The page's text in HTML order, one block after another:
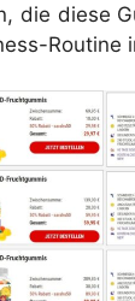
die diese
Routine